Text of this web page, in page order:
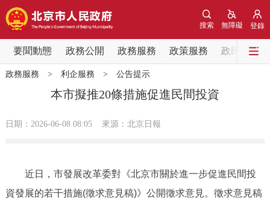
登錄
無障礙
搜索
要聞動態 政務公開 政務服務 政策服務 政民互動
要聞動態
黨中央精神 國務院資訊
政務公開
政務服務 > 利企服務 > 公告提示
本市擬推20條措施促進民間投資
日期：2026-06-08 08:05 來源：北京日報
近日，市發展改革委對《北京市關於進一步促進民間投
資發展的若干措施(徵求意見稿)》公開徵求意見。徵求意見稿